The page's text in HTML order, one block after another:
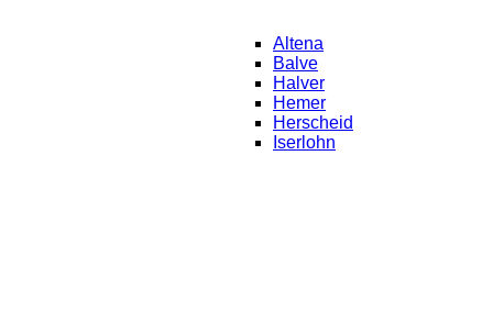
Altena
Balve
Halver
Hemer
Herscheid
Iserlohn